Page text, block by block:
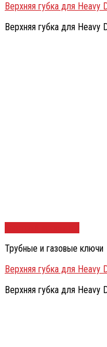
Верхняя губка для Heavy
Верхняя губка для Heavy
Трубные и газовые ключи
Верхняя губка для Heavy
Верхняя губка для Heavy